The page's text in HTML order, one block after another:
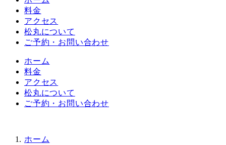
料金
アクセス
松丸について
ご予約・お問い合わせ
ホーム
料金
アクセス
松丸について
ご予約・お問い合わせ
ホーム